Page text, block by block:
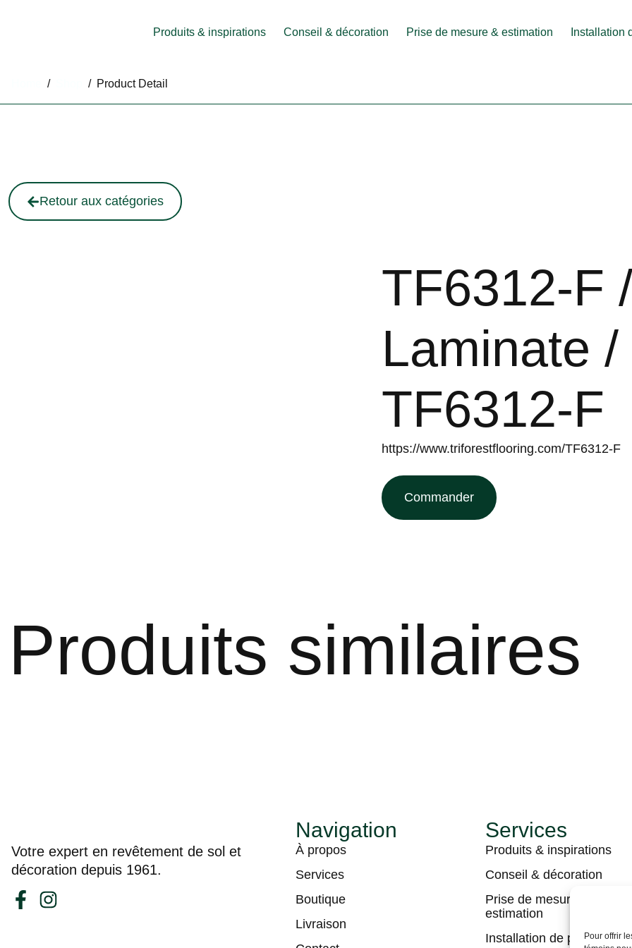
Pour offrir
Produits & inspirations Conseil & décoration Prise de mesure & estimation Installation
/ / Product Detail
Retour aux catégories
TF6312-F
Laminate
TF6312-F
https://www.triforestflooring.com/TF6312-F
Commander
Produits similaires
Votre expert en revêtement de sol et
décoration depuis 1961.
Navigation
À propos
Services
Boutique
Livraison
Services
Produits & inspirations
Conseil & décoration
Prise de mesures &
estimation
Installation de plancher